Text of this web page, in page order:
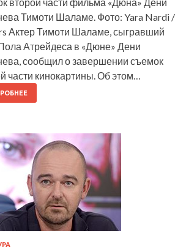
Тимоти Шаламе. Фото: Yara Nardi /
Актер Тимоти Шаламе, сыгравший
Атрейдеса в «Дюне» Дени
сообщил о завершении съемок
части кинокартины. Об этом…